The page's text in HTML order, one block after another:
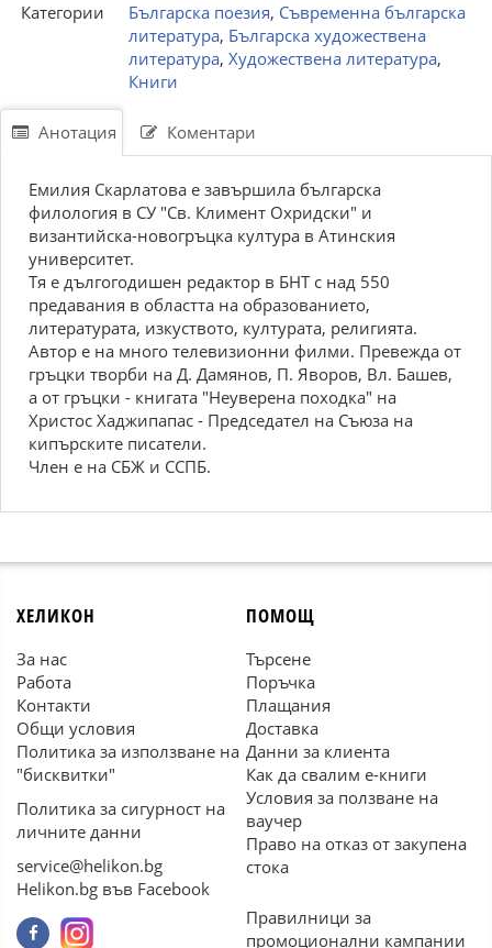
Категории
Българска поезия, Съвременна българска
литература, Българска художествена
литература, Художествена литература,
Книги
Анотация Коментари
Емилия Скарлатова е завършила българска
филология в СУ "Св. Климент Охридски" и
византийска-новогръцка култура в Атинския
университет.
Тя е дългогодишен редактор в БНТ с над 550
предавания в областта на образованието,
литературата, изкуството, културата, религията.
Автор е на много телевизионни филми. Превежда от
гръцки творби на Д. Дамянов, П. Яворов, Вл. Башев,
а от гръцки - книгата "Неуверена походка" на
Христос Хаджипапас - Председател на Съюза на
кипърските писатели.
Член е на СБЖ и ССПБ.
ХЕЛИКОН
За нас
Работа
Контакти
Общи условия
Политика за използване на
"бисквитки"
Политика за сигурност на
личните данни
service@helikon.bg
Helikon.bg във Facebook
ПОМОЩ
Търсене
Поръчка
Плащания
Доставка
Данни за клиента
Как да свалим е-книги
Условия за ползване на
ваучер
Право на отказ от закупена
стока
Правилници за
промоционални кампании